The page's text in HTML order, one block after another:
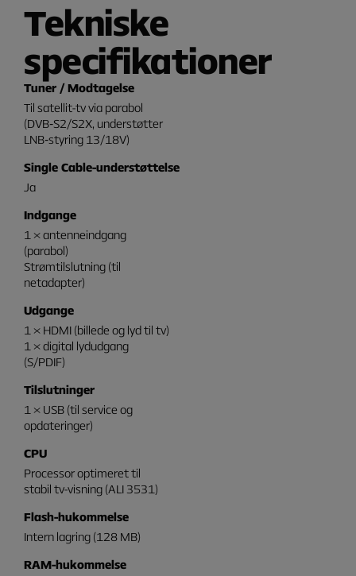
Tekniske
specifikationer
Tuner / Modtagelse
Til satellit-tv via parabol
(DVB‑S2/S2X, understøtter
LNB‑styring 13/18V)
Single Cable-understøttelse
Ja
Indgange
1 × antenneindgang
(parabol)
Strømtilslutning (til
netadapter)
Udgange
1 × HDMI (billede og lyd til tv)
1 × digital lydudgang
(S/PDIF)
Tilslutninger
1 × USB (til service og
opdateringer)
CPU
Processor optimeret til
stabil tv-visning (ALI 3531)
Flash-hukommelse
Intern lagring (128 MB)
RAM-hukommelse